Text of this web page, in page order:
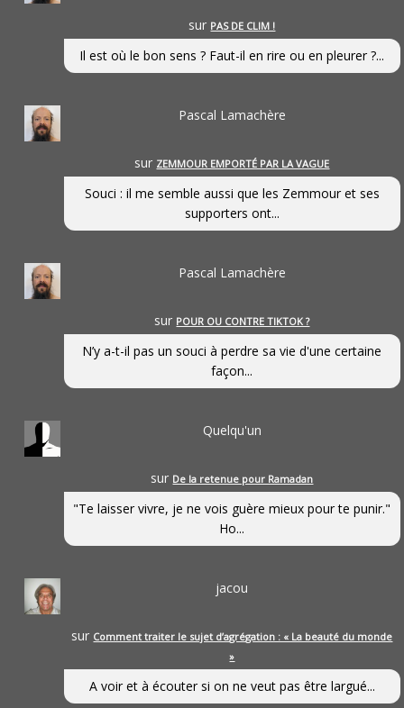
sur PAS DE CLIM !
Il est où le bon sens ? Faut-il en rire ou en pleurer ?...
Pascal Lamachère
sur ZEMMOUR EMPORTÉ PAR LA VAGUE
Souci : il me semble aussi que les Zemmour et ses
supporters ont...
Pascal Lamachère
sur POUR OU CONTRE TIKTOK ?
N’y a-t-il pas un souci à perdre sa vie d'une certaine
façon...
Quelqu'un
sur De la retenue pour Ramadan
"Te laisser vivre, je ne vois guère mieux pour te punir."
Ho...
jacou
sur Comment traiter le sujet d’agrégation : « La beauté du monde
»
A voir et à écouter si on ne veut pas être largué...